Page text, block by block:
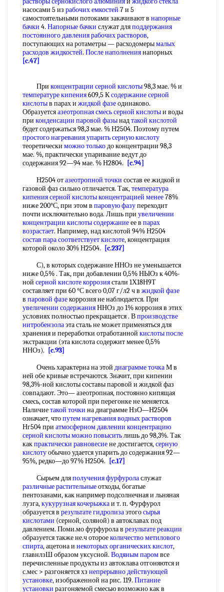
насосами 5 из рабочих емкостей 7 и 5
самостоятельными потоками закачивают в напорные
бачки 4. Напорные бачки служат дляподдержания
постоянного давлениярабочих растворов,
поступающих на ротаметры — расходомерымалых
расходов жидкостей. После наполнениянапорных
[c.47]
При концентрации серной кислоты98,3 мае. % и
температуре кипения609,5 Ксодержание серной
кислотыв парах и жидкой фазеодинаково.
Образуетсяазеотропная смесь серной кислотыи воды
при конденсации паровой фазынадтакой кислотой
будет содержаться 98,3 мае. % Н2504. Поэтому путем
простого нагреванияупарить серную кислоту
теоретически можно толькодо концентрации 98,3
мае. %, практически упаривание ведут до
содержания 92—94 мае. % Н2804.
[c.94]
Н2504 отазеотропной точки состав ее жидкой и
газовой фаз сильно отличается. Так,температура
кипения серной кислотыконцентрацией менее78%
ниже 200°С, при этом в паровую фазупереходит
почти исключительно вода. Лишь при увеличении
концентрации кислоты содержаниеее в парах
возрастает. Например, над кислотой 94% Н2504
состав парасоответствует кислоте, концентрация
которой около 30% Н2504.
[c.237]
С), в которых содержание ННОз не уменьшается
ниже 0,5% . Так, при добавлении 0,5% НЫОз к 40%-
ной серной кислоте коррозиястали 1Х18Н9Т
составляет при 60 °С всего 0,07 г/л2 ч в жидкой фазе
в паровой фазекоррозия не наблюдается. При
увеличении содержанияННОз до 1% коррозия в этих
условиях полностью прекращается . Впроизводстве
нитробензолаэта сталь не может применяться для
хранения и переработки отработанной кислоты после
экстракции (эта кислота содержит менее 0,5%
ННОз).
[c.93]
Очень характерна на этой диаграмме точкаМ в
ней обе кривые встречаются. Значит, при кипении
98,3%-ной кислоты составы паровой и жидкой фаз
совпадают. Это— азеотропная, постоянно кипящая
смесь, состав которой при перегонке не меняется.
Наличиетакой точки на диаграмме НзО—Н2504
означает, чтопутем нагреванияводных растворов
Нг504 при атмосферном давлении концентрацию
серной кислотыможно повыситьлишь до 98,3%. Так
какпрактически равновесиене достигается,серную
кислотуобычно удается упарить до содержания 92—
95%, редко—до 97% Н2504.
[c.17]
Сырьем дляполучения фурфуроласлужат
различные растительныеотходы, богатые
пентозанами, как например подсолнечная и льняная
лузга,кукурузная кочерыжкаи т. п. Фурфурол
образуется в результате гидролизаэтогосырья
кислотами (серной, соляной) в автоклавах под
давлением. Поми.мо фурфурола в результате реакции
образуется также не.ч отороеколичество метилового
спирта, ацетона и некоторых органических кислот,
главнлзШ образом уксусной. Водяным паромвсе
перечисленные продукты из автоклава отгоняются и
с.мес > разгоняется хз непрерывно действующей
установке, изображенной на рис. 119. Питание
установки разгоняемой смесью возможно как в